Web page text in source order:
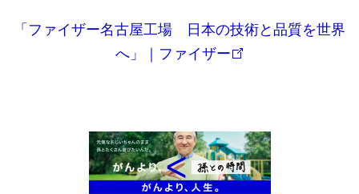
「ファイザー名古屋工場 日本の技術と品質を世界
へ」｜ファイザー